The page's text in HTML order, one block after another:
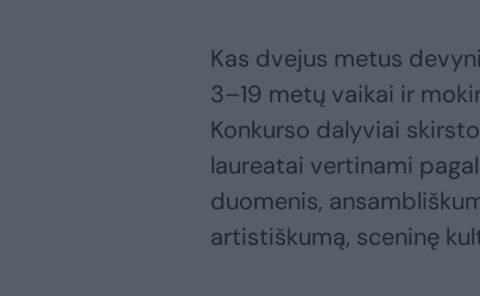
Kas dvejus metus
3–19 metų vaikai ir
Konkurso dalyviai
laureatai vertinami
duomenis,
artistiškumą, sceninę